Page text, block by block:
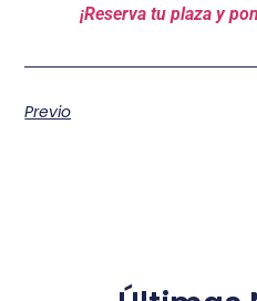
¡Reserva tu plaza y
Previo